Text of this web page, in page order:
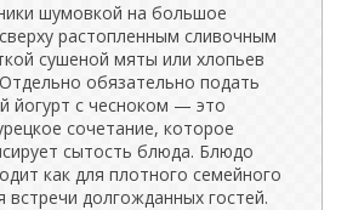
шумовкой на большое
растопленным сливочным
сушеной мяты или хлопьев
обязательно подать
йогурт с чесноком — это
сочетание, которое
сытость блюда. Блюдо
как для плотного семейного
встречи долгожданных гостей.